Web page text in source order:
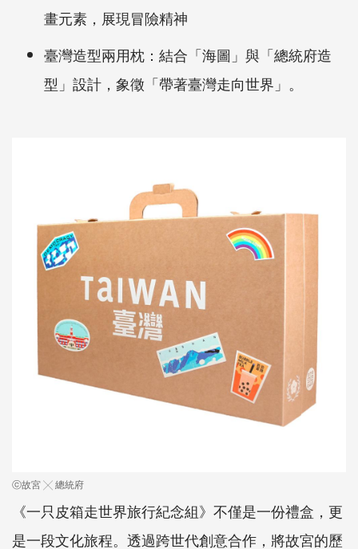
畫元素，展現冒險精神
臺灣造型兩用枕：結合「海圖」與「總統府造
型」設計，象徵「帶著臺灣走向世界」。
ⓒ故宮 ╳ 總統府
《一只皮箱走世界旅行紀念組》不僅是一份禮盒，更
是一段文化旅程。透過跨世代創意合作，將故宮的歷